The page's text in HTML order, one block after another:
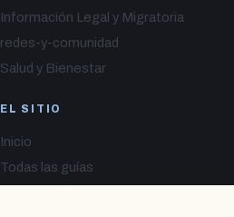
Información Legal y Migratoria
redes-y-comunidad
Salud y Bienestar
EL SITIO
Inicio
Todas las guías